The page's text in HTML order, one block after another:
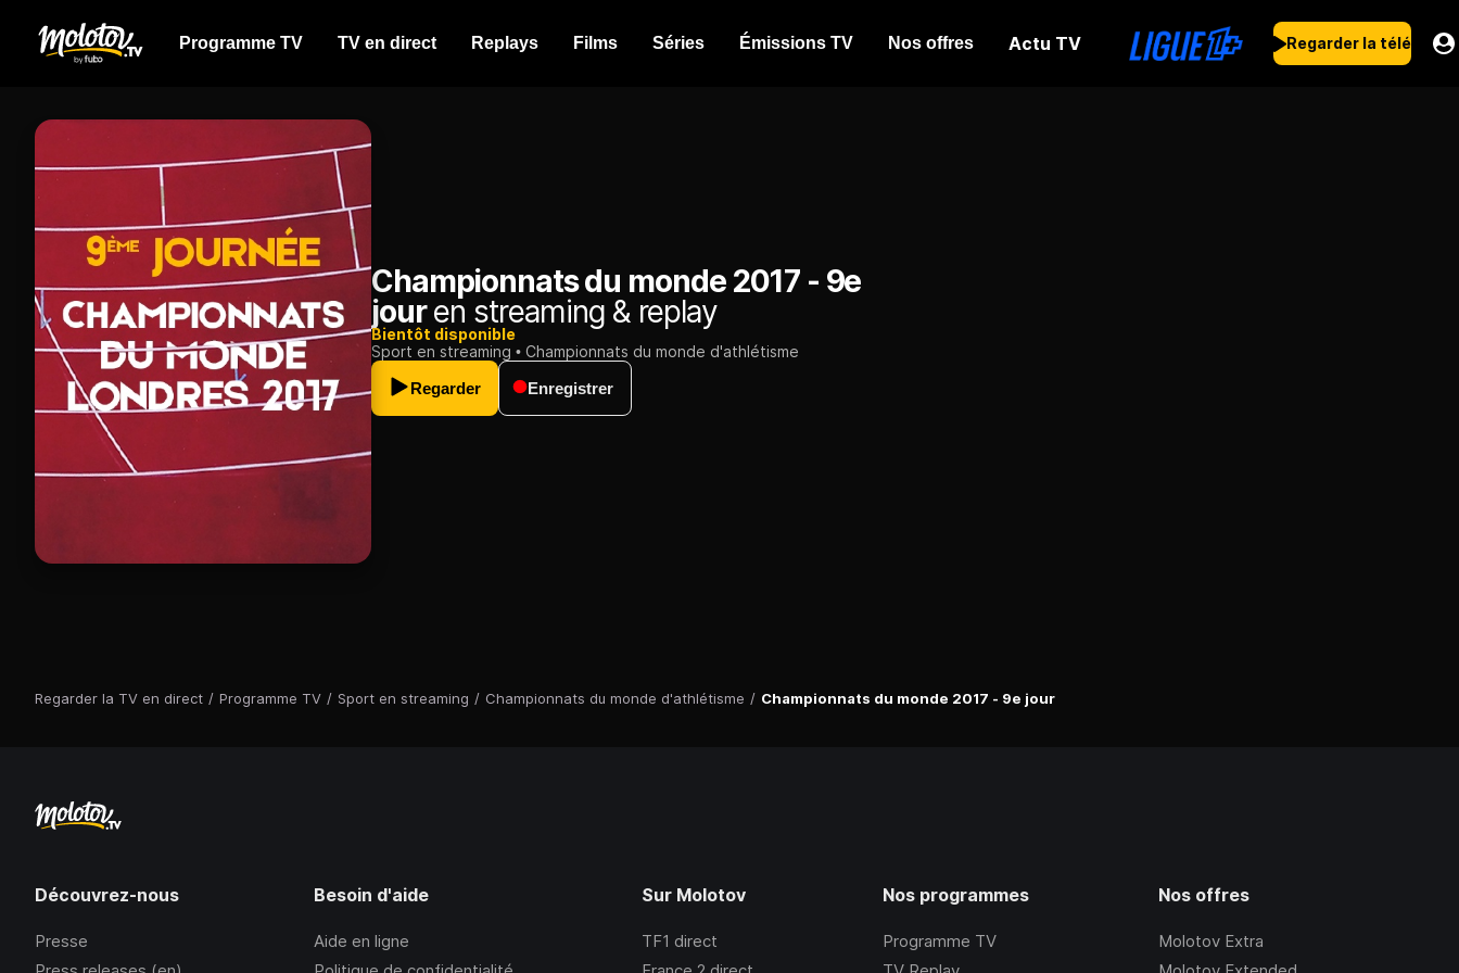
Programme TV TV en direct Replays Films Séries Émissions TV Nos offres Actu TV Regarder la télé
Regarder la TV en direct / Programme TV / Sport en streaming / Championnats du monde d'athlétisme / Championnats du monde 2017 - 9e jour
Championnats du monde 2017 - 9e
jouren streaming & replay
Bientôt disponible
Sport en streaming
Championnats du monde d'athlétisme
Regarder
Enregistrer
Découvrez-nous
Presse
Besoin d'aide
Aide en ligne
Sur Molotov
TF1 direct
Nos programmes
Programme TV
Nos offres
Molotov Extra